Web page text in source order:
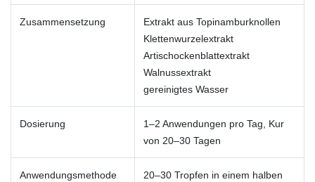
Zusammensetzung
Extrakt aus Topinamburknollen
Klettenwurzelextrakt
Artischockenblattextrakt
Walnussextrakt
gereinigtes Wasser
Dosierung
1–2 Anwendungen pro Tag, Kur
von 20–30 Tagen
Anwendungsmethode
20–30 Tropfen in einem halben